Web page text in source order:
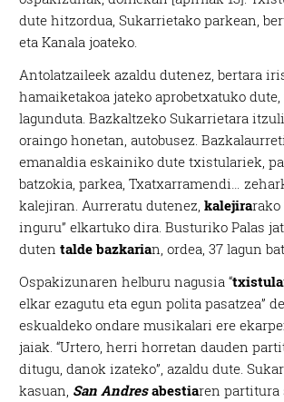
dute hitzordua, Sukarrietako parkean,
eta Kanala joateko.
Antolatzaileek azaldu dutenez, bertara
hamaiketakoa jateko aprobetxatuko
lagunduta. Bazkaltzeko Sukarrietara
oraingo honetan, autobusez.
emanaldia eskainiko dute txistulariek,
batzokia, parkea, Txatxarramendi…
kalejiran. Aurreratu dutenez,kalejirarako
inguru” elkartuko dira. Busturiko Palas
dutentalde bazkarian, ordea, 37 lagun
Ospakizunaren helburu nagusia “
elkar ezagutu eta egun polita pasatzea”
eskualdeko ondare musikalari ere
jaiak. “Urtero, herri horretan dauden
ditugu, danok izateko”, azaldu dute.
kasuan, San Andresabestiaren partitura